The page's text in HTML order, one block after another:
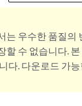
는 우수한 품질의
할 수 없습니다. 본
다. 다운로드 가